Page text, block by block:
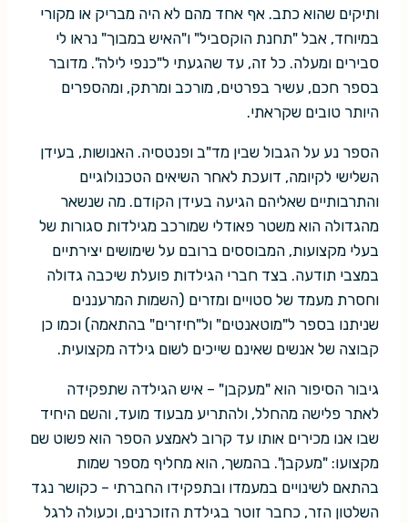
ותיקים שהוא כתב. אף אחד מהם לא היה מבריק או מקורי
במיוחד, אבל "תחנת הוקסביל" ו"האיש במבוך" נראו לי
סבירים ומעלה. כל זה, עד שהגעתי ל"כנפי לילה". מדובר
בספר חכם, עשיר בפרטים, מורכב ומרתק, ומהספרים
היותר טובים שקראתי.
הספר נע על הגבול שבין מד"ב ופנטסיה. האנושות, בעידן
השלישי לקיומה, דועכת לאחר השיאים הטכנולוגיים
והתרבותיים שאליהם הגיעה בעידן הקודם. מה שנשאר
מהגדולה הוא משטר פאודלי שמורכב מגילדות סגורות של
בעלי מקצועות, המבוססים ברובם על שימושים יצירתיים
במצבי תודעה. בצד חברי הגילדות פועלת שיכבה גדולה
וחסרת מעמד של סטויים ומזרים (השמות המרעננים
שניתנו בספר ל"מוטאנטים" ול"חיזרים" בהתאמה) וכמו כן
קבוצה של אנשים שאינם שייכים לשום גילדה מקצועית.
גיבור הסיפור הוא "מעקבן" – איש הגילדה שתפקידה
לאתר פלישה מהחלל, ולהתריע מבעוד מועד, והשם היחיד
שבו אנו מכירים אותו עד קרוב לאמצע הספר הוא פשוט שם
מקצועו: "מעקבן". בהמשך, הוא מחליף מספר שמות
בהתאם לשינויים במעמדו ובתפקידו החברתי – כקושר נגד
השלטון הזר, כחבר זוטר בגילדת הזוכרנים, וכעולה לרגל